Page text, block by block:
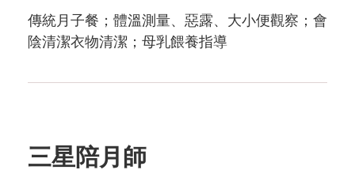
傳統月子餐；體溫測量、惡露、大小便觀察；會
陰清潔衣物清潔；母乳餵養指導
三星陪月師